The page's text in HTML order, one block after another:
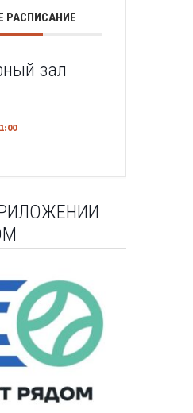
РАСПИСАНИЕ
зал